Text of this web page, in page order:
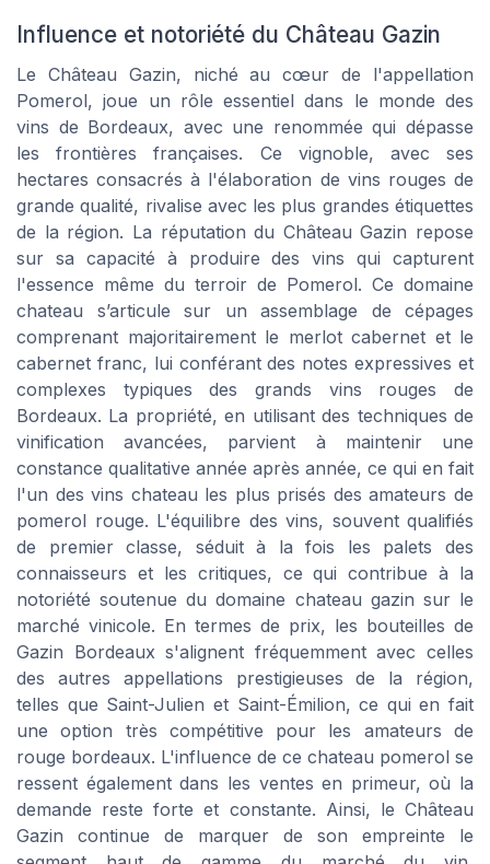
Influence et notoriété du Château Gazin
Le Château Gazin, niché au cœur de l'appellation
Pomerol, joue un rôle essentiel dans le monde des
vins de Bordeaux, avec une renommée qui dépasse
les frontières françaises. Ce vignoble, avec ses
hectares consacrés à l'élaboration de vins rouges de
grande qualité, rivalise avec les plus grandes étiquettes
de la région. La réputation du Château Gazin repose
sur sa capacité à produire des vins qui capturent
l'essence même du terroir de Pomerol. Ce domaine
chateau s’articule sur un assemblage de cépages
comprenant majoritairement le merlot cabernet et le
cabernet franc, lui conférant des notes expressives et
complexes typiques des grands vins rouges de
Bordeaux. La propriété, en utilisant des techniques de
vinification avancées, parvient à maintenir une
constance qualitative année après année, ce qui en fait
l'un des vins chateau les plus prisés des amateurs de
pomerol rouge. L'équilibre des vins, souvent qualifiés
de premier classe, séduit à la fois les palets des
connaisseurs et les critiques, ce qui contribue à la
notoriété soutenue du domaine chateau gazin sur le
marché vinicole. En termes de prix, les bouteilles de
Gazin Bordeaux s'alignent fréquemment avec celles
des autres appellations prestigieuses de la région,
telles que Saint-Julien et Saint-Émilion, ce qui en fait
une option très compétitive pour les amateurs de
rouge bordeaux. L'influence de ce chateau pomerol se
ressent également dans les ventes en primeur, où la
demande reste forte et constante. Ainsi, le Château
Gazin continue de marquer de son empreinte le